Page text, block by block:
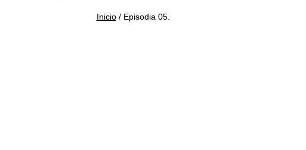
Inicio / Episodia 05.